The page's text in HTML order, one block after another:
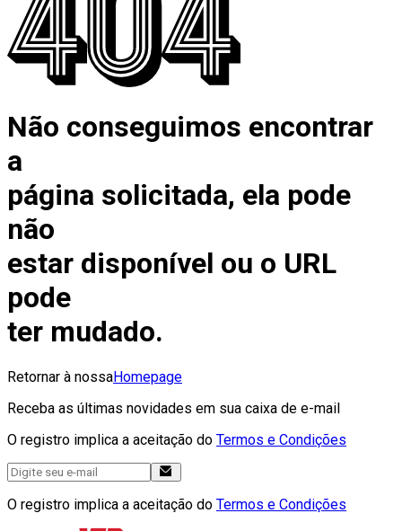
Não conseguimos encontrar
a
página solicitada, ela pode
não
estar disponível ou o URL
pode
ter mudado.
Retornar à nossaHomepage
Receba as últimas novidades em sua caixa de e-mail
O registro implica a aceitação do Termos e Condições
O registro implica a aceitação do Termos e Condições